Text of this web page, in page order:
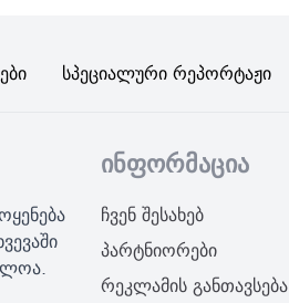
Სპეციალური Რეპორტაჟი
ინფორმაცია
ჩვენ შესახებ
პარტნიორები
რეკლამის განთავსება